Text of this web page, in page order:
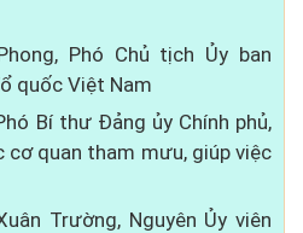
Phó Chủ tịch Ủy ban
quốc Việt Nam
Bí thư Đảng ủy Chính phủ,
cơ quan tham mưu, giúp việc
Trường, Nguyên Ủy viên